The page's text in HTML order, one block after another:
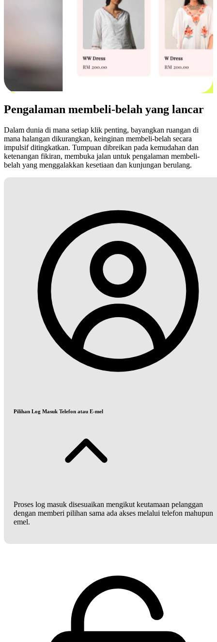
Pengalaman membeli-belah yang lancar
Dalam dunia di mana setiap klik penting, bayangkan ruangan di
mana halangan dikurangkan, keinginan membeli-belah secara
impulsif ditingkatkan. Tumpuan dibreikan pada kemudahan dan
ketenangan fikiran, membuka jalan untuk pengalaman membeli-
belah yang menggalakkan kesetiaan dan kunjungan berulang.
Pilihan Log Masuk Telefon atau E-mel
Proses log masuk disesuaikan mengikut keutamaan pelanggan
dengan memberi pilihan sama ada akses melalui telefon mahupun
emel.